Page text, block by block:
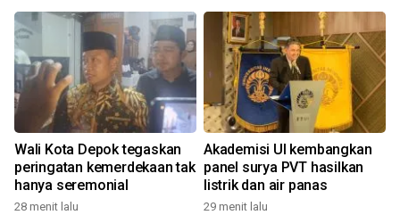
Wali Kota Depok tegaskan
peringatan kemerdekaan tak
hanya seremonial
28 menit lalu
Akademisi UI kembangkan
panel surya PVT hasilkan
listrik dan air panas
29 menit lalu